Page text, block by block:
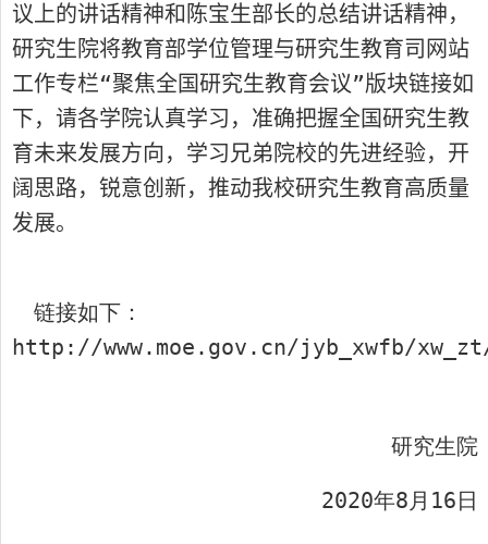
议上的讲话精神和陈宝生部长的总结讲话精神，
研究生院将教育部学位管理与研究生教育司网站
工作专栏“聚焦全国研究生教育会议”版块链接如
下，请各学院认真学习，准确把握全国研究生教
育未来发展方向，学习兄弟院校的先进经验，开
阔思路，锐意创新，推动我校研究生教育高质量
发展。
链接如下：
http://www.moe.gov.cn/jyb_xwfb/
研究生院
2020年8月 16日